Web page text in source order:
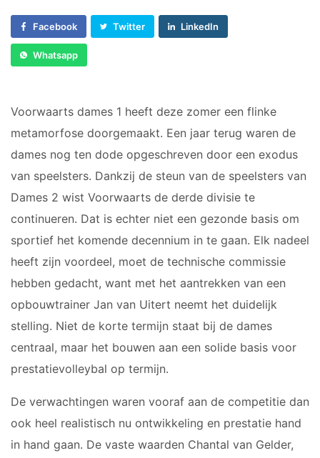
Dames 3
Dames 5
RECREANTEN
Dames Recreanten 1
Heren Recreanten 1
Heren Recreanten 2
JEUGD
Meisjes A1
Meisjes A2
Meisjes B1
Meisjes B2
Meisjes B3
Mix C1
VOLLEYSTARS
Vrijwilliger worden
Contact
Facebook Twitter LinkedIn
Whatsapp
Voorwaarts dames 1 heeft deze zomer een flinke
metamorfose doorgemaakt. Een jaar terug waren de
dames nog ten dode opgeschreven door een exodus
van speelsters. Dankzij de steun van de speelsters van
Dames 2 wist Voorwaarts de derde divisie te
continueren. Dat is echter niet een gezonde basis om
sportief het komende decennium in te gaan. Elk nadeel
heeft zijn voordeel, moet de technische commissie
hebben gedacht, want met het aantrekken van een
opbouwtrainer Jan van Uitert neemt het duidelijk
stelling. Niet de korte termijn staat bij de dames
centraal, maar het bouwen aan een solide basis voor
prestatievolleybal op termijn.
De verwachtingen waren vooraf aan de competitie dan
ook heel realistisch nu ontwikkeling en prestatie hand
in hand gaan. De vaste waarden Chantal van Gelder,